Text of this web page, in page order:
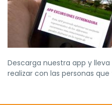
Descarga nuestra app y
realizar con las personas